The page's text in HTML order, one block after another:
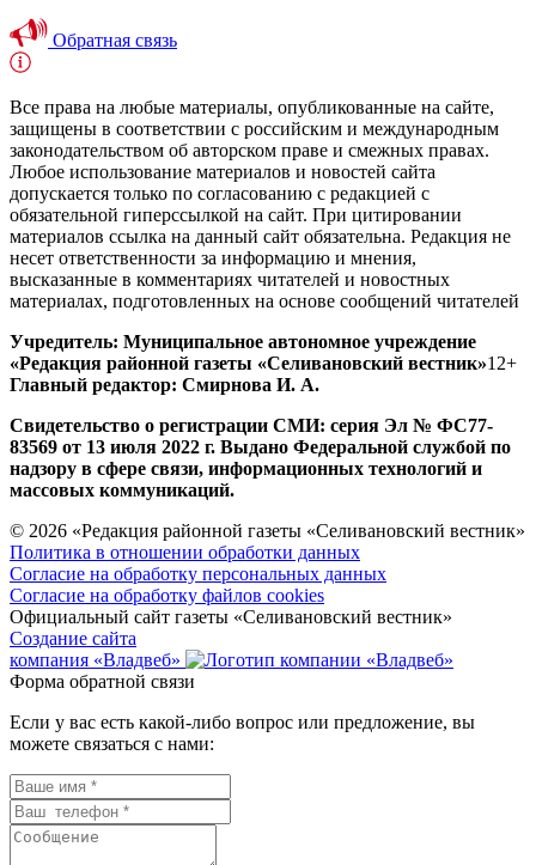
Обратная связь
Все права на любые материалы, опубликованные на сайте,
защищены в соответствии с российским и международным
законодательством об авторском праве и смежных правах.
Любое использование материалов и новостей сайта
допускается только по согласованию с редакцией с
обязательной гиперссылкой на сайт. При цитировании
материалов ссылка на данный сайт обязательна. Редакция не
несет ответственности за информацию и мнения,
высказанные в комментариях читателей и новостных
материалах, подготовленных на основе сообщений читателей
Учредитель: Муниципальное автономное учреждение
«Редакция районной газеты «Селивановский вестник»12+
Главный редактор: Смирнова И. А.
Свидетельство о регистрации СМИ: серия Эл № ФС77-
83569 от 13 июля 2022 г. Выдано Федеральной службой по
надзору в сфере связи, информационных технологий и
массовых коммуникаций.
© 2026 «Редакция районной газеты «Селивановский вестник»
Политика в отношении обработки данных
Согласие на обработку персональных данных
Согласие на обработку файлов cookies
Официальный сайт газеты «Селивановский вестник»
Создание сайта
компания «Владвеб»
Форма обратной связи
Если у вас есть какой-либо вопрос или предложение, вы
можете связаться с нами: